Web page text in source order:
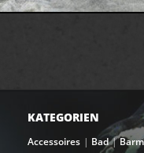
KATEGORIEN
Accessoires Bad